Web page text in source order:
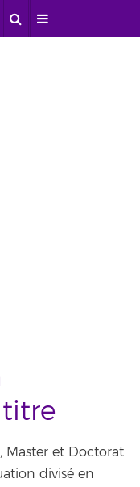
Master et Doctorat
divisé en